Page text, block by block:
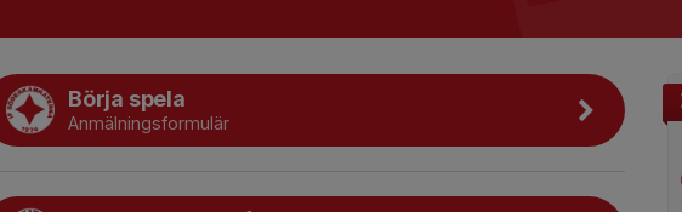
Börja spela
Anmälningsformulär